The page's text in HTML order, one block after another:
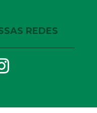
REDES